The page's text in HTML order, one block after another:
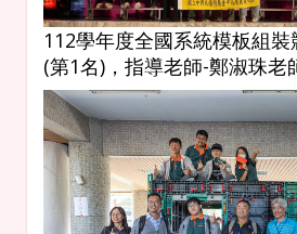
112學年度全國系統模板組
(第1名) ，指導老師-鄭淑珠老